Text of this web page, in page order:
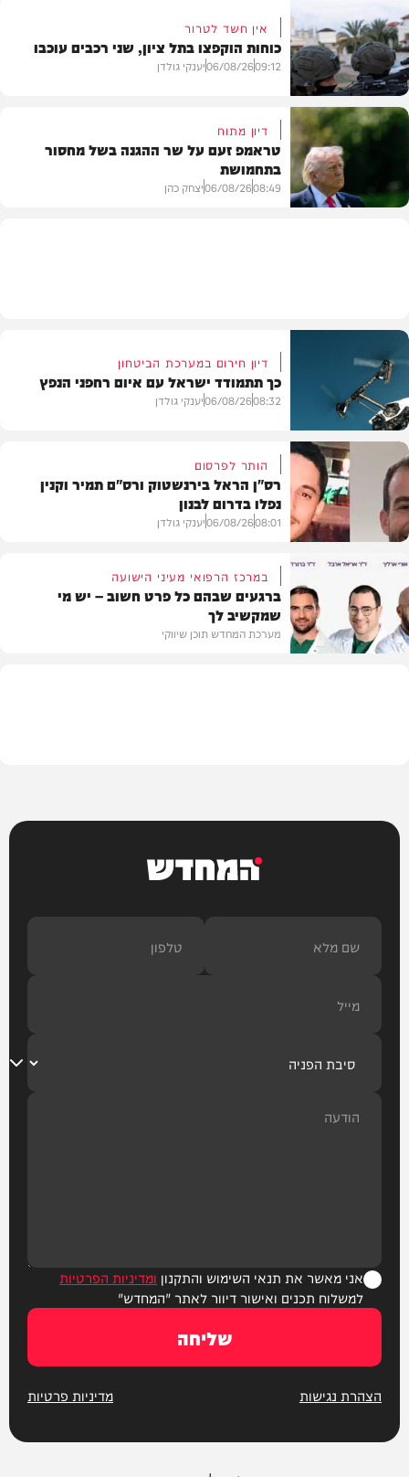
חדשות
חדשות
אין חשד לטרור
כוחות הוקפצו בתל ציון, שני רכבים עוכבו
09:12
06/08/26יענקי גולדן
דיון מתוח
טראמפ זעם על שר ההגנה בשל מחסור
בתחמושת
08:49
06/08/26יצחק כהן
חדשות
דיון חירום במערכת הביטחון
כך תתמודד ישראל עם איום רחפני הנפץ
08:32
06/08/26יענקי גולדן
חדשות
הותר לפרסום
רס"ן הראל בירנשטוק ורס"ם תמיר וקנין
נפלו בדרום לבנון
08:01
06/08/26יענקי גולדן
במרכז הרפואי מעיני הישועה
ברגעים שבהם כל פרט חשוב – יש מי
שמקשיב לך
מערכת המחדש תוכן שיווקי
המחדש
אני מאשר את תנאי השימוש והתקנון ומדיניות הפרטיות
למשלוח תכנים ואישור דיוור לאתר "המחדש"
שליחה
הצהרת נגישות מדיניות פרטיות